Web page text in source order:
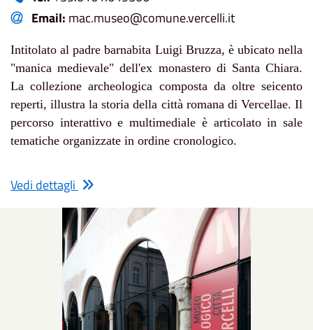
Email: mac.museo@comune.vercelli.it
Intitolato al padre barnabita Luigi Bruzza, è ubicato nella
"manica medievale" dell'ex monastero di Santa Chiara.
La collezione archeologica composta da oltre seicento
reperti, illustra la storia della città romana di Vercellae. Il
percorso interattivo e multimediale è articolato in sale
tematiche organizzate in ordine cronologico.
Vedi dettagli